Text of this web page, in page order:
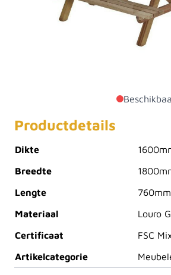
tafelblad 85 cm, dikte hout 40 mm.
constructie is deze geschikt voor
Gladde schaafkwaliteit, dus geen
Productdetails
Dikte
Breedte
Lengte
760mm
Materiaal
Louro
Certificaat
FSC
Artikelcategorie